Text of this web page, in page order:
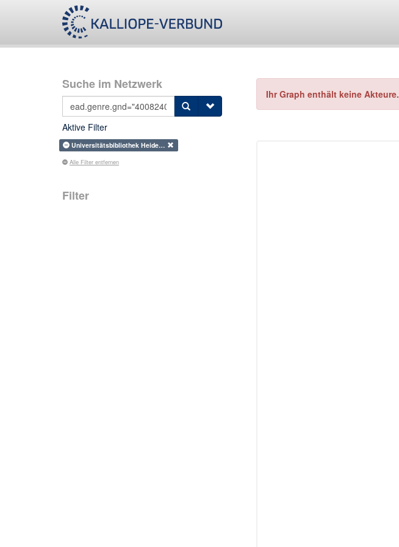
Suche im Netzwerk
Aktive Filter
Universitätsbibliothek Heide…
Alle Filter entfernen
Filter
Ihr Graph enthält keine Akteure.